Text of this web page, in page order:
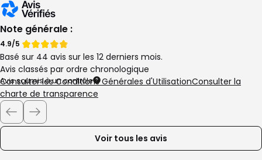
Note générale :
Note
de
Note
de
4.9/5
Basé sur 44 avis sur les 12 derniers mois.
Avis classés par ordre chronologique
Avis soumis à un contrôle
Consulter les Conditions Générales d'UtilisationConsulter la
charte de transparence
Voir tous les avis